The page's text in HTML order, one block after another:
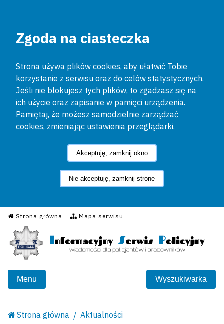
Zgoda na ciasteczka
Strona używa plików cookies, aby ułatwić Tobie
korzystanie z serwisu oraz do celów statystycznych.
Jeśli nie blokujesz tych plików, to zgadzasz się na
ich użycie oraz zapisanie w pamięci urządzenia.
Pamiętaj, że możesz samodzielnie zarządzać
cookies, zmieniając ustawienia przeglądarki.
Akceptuję, zamknij okno
Nie akceptuję, zamknij stronę
Strona główna Mapa serwisu
Informacyjny Serwis
Menu Wyszukiwarka
Strona główna Aktualności